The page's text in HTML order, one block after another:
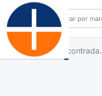
Familia no encontrada.